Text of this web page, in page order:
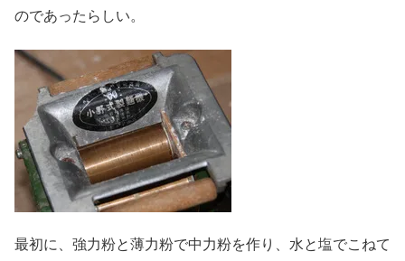
のであったらしい。
最初に、強力粉と薄力粉で中力粉を作り、水と塩でこねて